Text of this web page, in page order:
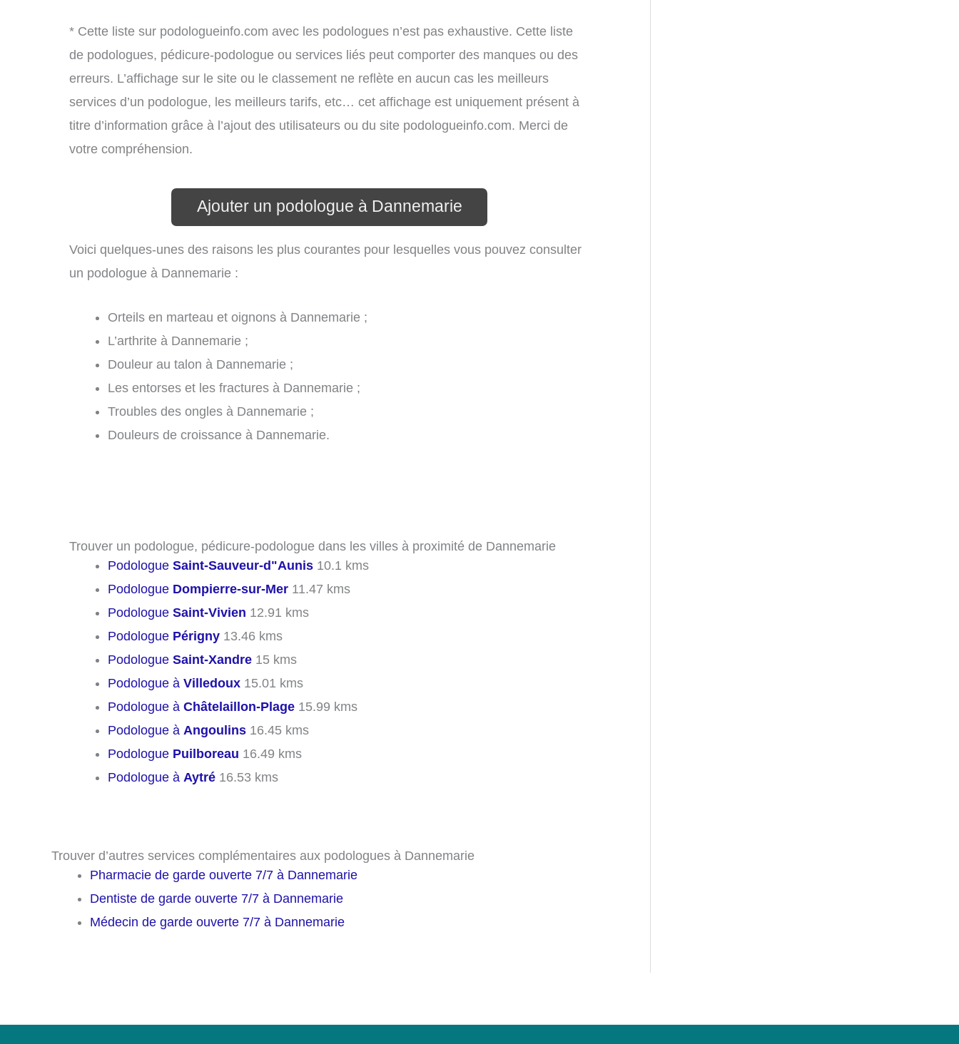
* Cette liste sur podologueinfo.com avec les podologues n’est pas exhaustive. Cette liste
de podologues, pédicure-podologue ou services liés peut comporter des manques ou des
erreurs. L’affichage sur le site ou le classement ne reflète en aucun cas les meilleurs
services d’un podologue, les meilleurs tarifs, etc… cet affichage est uniquement présent à
titre d’information grâce à l’ajout des utilisateurs ou du site podologueinfo.com. Merci de
votre compréhension.
Ajouter un podologue à Dannemarie
Voici quelques-unes des raisons les plus courantes pour lesquelles vous pouvez consulter
un podologue à Dannemarie :
Orteils en marteau et oignons à Dannemarie ;
L’arthrite à Dannemarie ;
Douleur au talon à Dannemarie ;
Les entorses et les fractures à Dannemarie ;
Troubles des ongles à Dannemarie ;
Douleurs de croissance à Dannemarie.
Trouver un podologue, pédicure-podologue dans les villes à proximité de Dannemarie
Podologue Saint-Sauveur-d"Aunis 10.1 kms
Podologue Dompierre-sur-Mer 11.47 kms
Podologue Saint-Vivien 12.91 kms
Podologue Périgny 13.46 kms
Podologue Saint-Xandre 15 kms
Podologue à Villedoux 15.01 kms
Podologue à Châtelaillon-Plage 15.99 kms
Podologue à Angoulins 16.45 kms
Podologue Puilboreau 16.49 kms
Podologue à Aytré 16.53 kms
Trouver d’autres services complémentaires aux podologues à Dannemarie
Pharmacie de garde ouverte 7/7 à Dannemarie
Dentiste de garde ouverte 7/7 à Dannemarie
Médecin de garde ouverte 7/7 à Dannemarie